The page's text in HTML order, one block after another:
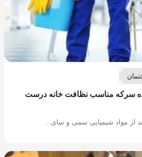
سرکه مناسب نظافت خانه درست
از مواد شیمیایی سمی و سای...